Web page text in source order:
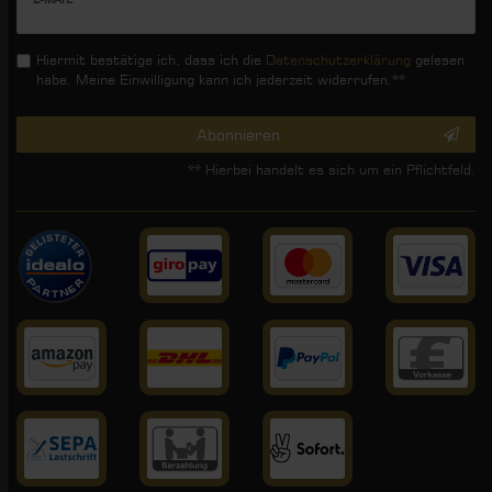
Hiermit bestätige ich, dass ich die Daten­schutz­erklärung gelesen
habe. Meine Einwilligung kann ich jederzeit widerrufen.**
Abonnieren
** Hierbei handelt es sich um ein Pflichtfeld.